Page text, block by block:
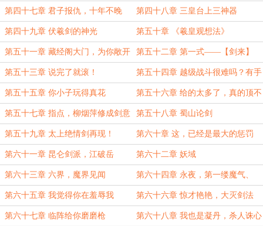
第四十七章 君子报仇，十年不晚 第四十八章 三皇台上三神器
第四十九章 伏羲剑的神光 第五十章 《羲皇观想法》
第五十一章 藏经阁大门，为你敞开 第五十二章 第一式——【剑来】
第五十三章 说完了就滚！ 第五十四章 越级战斗很难吗？有手
就行
第五十五章 你小子玩得真花 第五十六章 给的太多了，真的顶不
住
第五十七章 指点，柳烟萍修成剑意 第五十八章 蜀山论剑
第五十九章 太上绝情剑再现！ 第六十章 这，已经是最大的惩罚
第六十一章 昆仑剑派，江破岳 第六十二章 妖域
第六十三章 六界，魔界见闻 第六十四章 永夜，第一缕魔气、
第六十五章 我觉得你在羞辱我 第六十六章 惊才艳艳，大灭剑法
第六十七章 临阵给你磨磨枪 第六十八章 我也是凝丹，杀人诛心